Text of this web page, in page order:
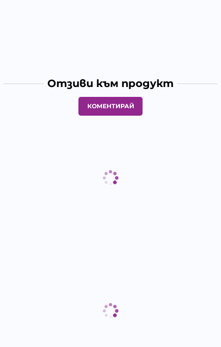
Отзиви към продукт
КОМЕНТИРАЙ